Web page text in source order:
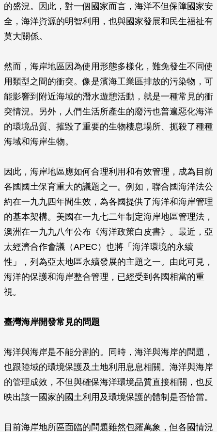
的盛況。因此，對一個國家而言，海洋不但保障國家安
全，海洋資源的明智利用，也與國家發展和民生福祉有
莫大關係。
然而，海岸地區因為使用形態多樣化，難免發生不同使
用類型之間的衝突。像是濱海工業區排放的污染物，可
能影響到附近海域的潛水遊憩活動，就是一種常見的衝
突情況。另外，人們生活所產生的廢污也普遍惡化海洋
的環境品質、摧毀了重要的生物棲息場所、扼殺了種種
海域和海岸生物。
因此，海岸地區應如何合理利用和有效管理，成為目前
各國國土保育重大的議題之一。例如，聯合國海洋法公
約在一九九四年間生效，為各國提供了海洋和海岸管理
的基本架構。美國在一九七二年制定海岸地區管理法，
澳洲在一九九八年公布《海洋政策白皮書》。最近，亞
太經濟合作會議（APEC）也將「海洋環境的永續
性」，列為亞太地區永續發展的主題之一。由此可見，
海洋的保護和海岸整合管理，已經受到各國相當的重
視。
臺灣海岸開發常見的問題
海洋與海岸是不能分割的。同時，海洋與海岸的問題，
也跟陸域的環境保護及土地利用息息相關。海洋與海岸
的管理成效，不但與確保海洋環境品質直接相關，也反
映出該一國家的國土利用及環境保護的體制是否恰當。
目前海岸地所區面臨的問題雖然包羅萬象，但各國情況